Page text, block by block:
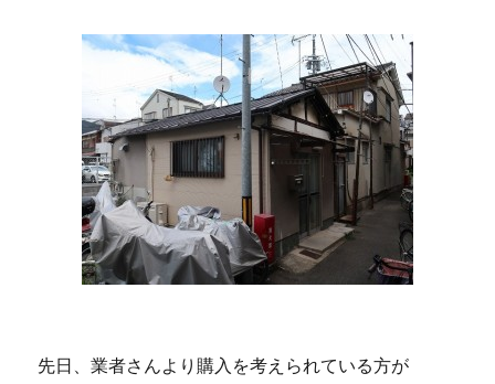
先日、業者さんより購入を考えられている方が